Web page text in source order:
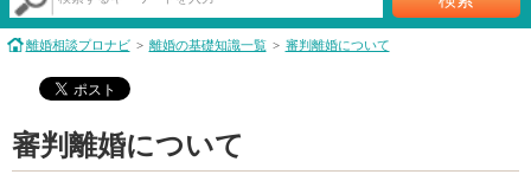
離婚相談プロナビ 離婚の基礎知識一覧 審判離婚について
審判離婚について